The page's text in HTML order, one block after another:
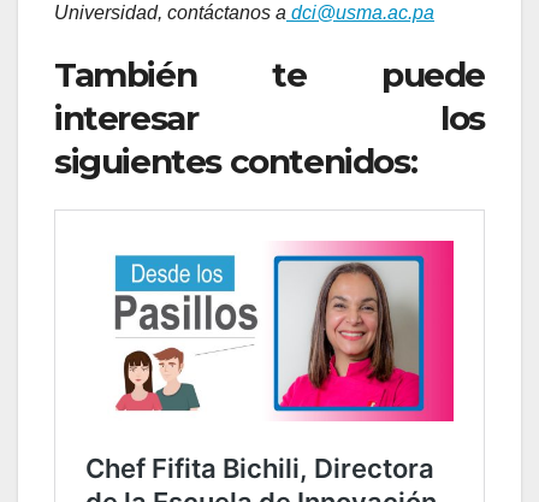
Universidad, contáctanos a dci@usma.ac.pa
También te puede
interesar los
siguientes contenidos: